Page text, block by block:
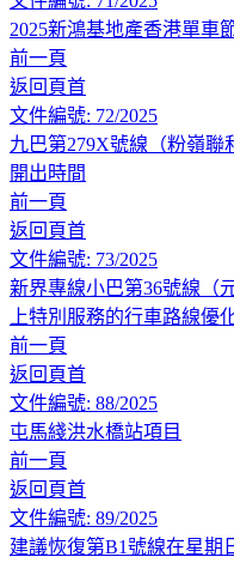
2025新鴻基地產香港單車
前一頁
返回頁首
文件編號: 72/2025
九巴第279X號線（粉嶺聯
開出時間
前一頁
返回頁首
文件編號: 73/2025
新界專線小巴第36號線（
上特別服務的行車路線優
前一頁
返回頁首
文件編號: 88/2025
屯馬綫洪水橋站項目
前一頁
返回頁首
文件編號: 89/2025
建議恢復第B1號線在星期